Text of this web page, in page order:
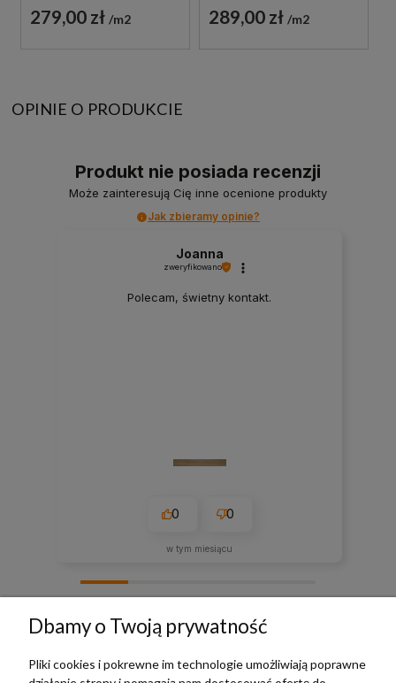
279,00 zł m2 289,00 zł m2
OPINIE O PRODUKCIE
Produkt nie posiada recenzji
Może zainteresują Cię inne ocenione produkty
Jak zbieramy opinie?
Joanna
zweryfikowano
Polecam, świetny kontakt.
0 0
w tym miesiącu
Dbamy o Twoją prywatność
Pliki cookies i pokrewne im technologie umożliwiają poprawne